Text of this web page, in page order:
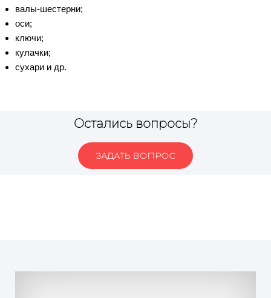
валы-шестерни;
оси;
ключи;
кулачки;
сухари и др.
Остались вопросы?
ЗАДАТЬ ВОПРОС